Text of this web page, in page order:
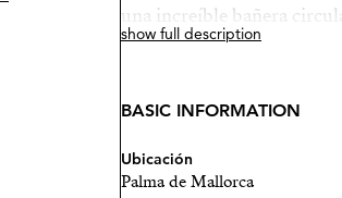
una increíble bañera
dos grandes terrazas. El
puesta de sol o tomando
Los exteriores son un
show full description
BASIC INFORMATION
Ubicación
Palma de Mallorca